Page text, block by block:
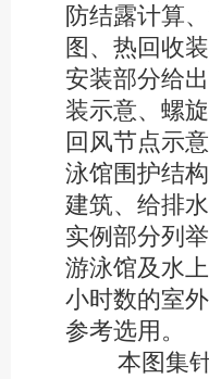
防结露计算
图、热回收
安装部分给
装示意、螺
回风节点示
泳馆围护结
建筑、给排
实例部分列
游泳馆及水
小时数的室
参考选用。
本图集针